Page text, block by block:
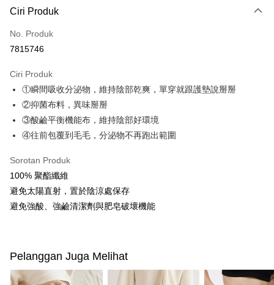
Deskripsi
1. Dengan memilih AFTEE sebagai kaedah pembayaran, mesej
pengesahan AFTEE akan muncul.
3. Tiada bayaran diperlukan apabila pesanan disahkan. Produk akan
4. Setelah pesanan disahkan, anda akan menerima SMS pembayaran
manakala ahli aplikasi akan menerima pemberitahuan tolak aplikasi
AFTEE.
5. Tiada bayaran diperlukan apabila anda menerima produk. Sila buat
pembayaran di empat kedai serbaneka utama, ATM atau perbankan
AFTEE.
Sila ambil perhatian bahawa tempoh pembayaran adalah 14 hari. Walau
bagaimanapun, bagi mereka yang telah memuat turun Aplikasi AFTEE
dan mendaftar sebagai ahli AFTEE boleh menikmati tempoh pembayaran
boleh melanjutkan tempoh pembayaran anda sebelum anda menerima
pesanan. Walau bagaimanapun, tiada jaminan bahawa anda boleh
menerima pesanan anda semasa tempoh pembayaran (cth.: produk
Pemindahan ATM
全家付款取貨
NT$100/pesanan | Penghantaran percuma untuk pesanan
NT$600 atau lebih
付款後全家取貨
NT$600 atau lebih
萊爾富取貨付款
NT$100/pesanan | Penghantaran percuma untuk pesanan
NT$100/pesanan | Penghantaran percuma untuk pesanan
NT$600 atau lebih
Ciri Produk
No. Produk
7815746
Ciri Produk
①瞬間吸收分泌物，維持陰部乾爽，單穿就跟護墊說掰掰
②抑菌布料，異味掰掰
③酸鹼平衡機能布，維持陰部好環境
④往前包覆到毛毛，分泌物不再跑出範圍
Sorotan Produk
100% 聚酯纖維
避免太陽直射，置於陰涼處保存
避免強酸、強鹼清潔劑與肥皂破壞機能
Pelanggan Juga Melihat